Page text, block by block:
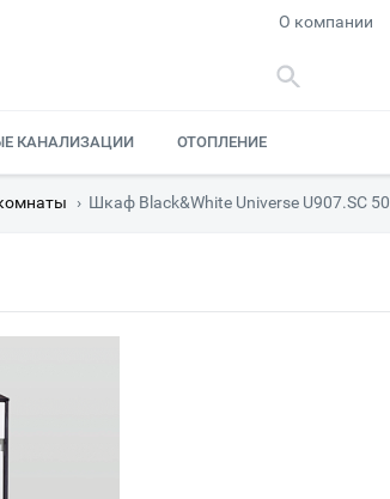
О компании
КАНАЛИЗАЦИИ ОТОПЛЕНИЕ
› Шкаф Black&White Universe U907.SC 50